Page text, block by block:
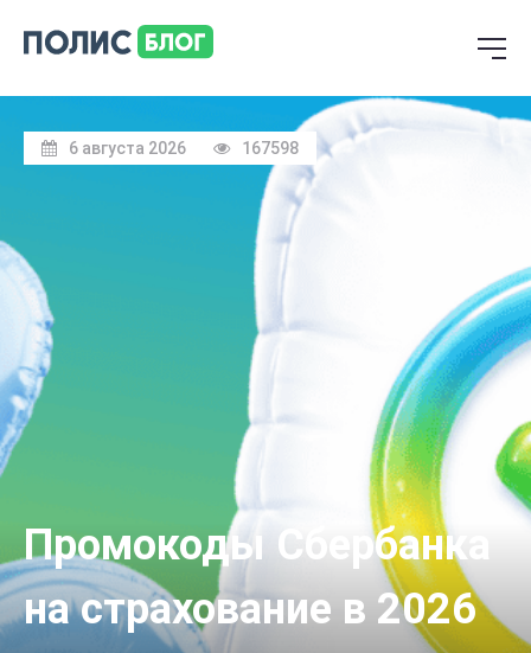
6 августа 2026 167598
Промокоды Сбербанка
на страхование в 2026